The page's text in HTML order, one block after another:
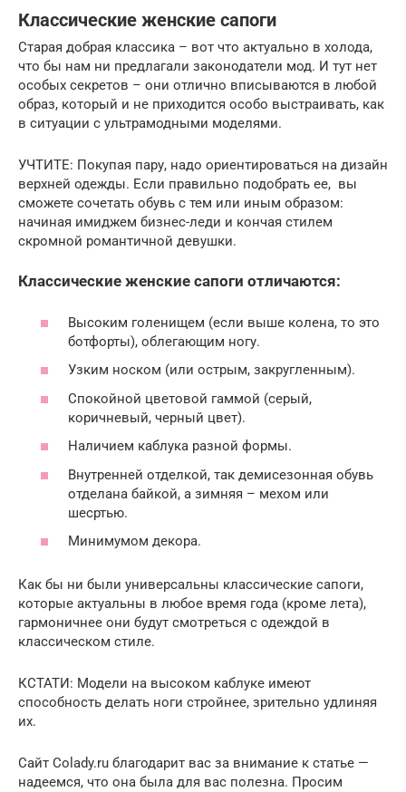
Классические женские сапоги
Старая добрая классика – вот что актуально в холода,
что бы нам ни предлагали законодатели мод. И тут нет
особых секретов – они отлично вписываются в любой
образ, который и не приходится особо выстраивать, как
в ситуации с ультрамодными моделями.
УЧТИТЕ: Покупая пару, надо ориентироваться на дизайн
верхней одежды. Если правильно подобрать ее, вы
сможете сочетать обувь с тем или иным образом:
начиная имиджем бизнес-леди и кончая стилем
скромной романтичной девушки.
Классические женские сапоги отличаются:
Высоким голенищем (если выше колена, то это
ботфорты), облегающим ногу.
Узким носком (или острым, закругленным).
Спокойной цветовой гаммой (серый,
коричневый, черный цвет).
Наличием каблука разной формы.
Внутренней отделкой, так демисезонная обувь
отделана байкой, а зимняя – мехом или
шесртью.
Минимумом декора.
Как бы ни были универсальны классические сапоги,
которые актуальны в любое время года (кроме лета),
гармоничнее они будут смотреться с одеждой в
классическом стиле.
КСТАТИ: Модели на высоком каблуке имеют
способность делать ноги стройнее, зрительно удлиняя
их.
Сайт Colady.ru благодарит вас за внимание к статье —
надеемся, что она была для вас полезна. Просим